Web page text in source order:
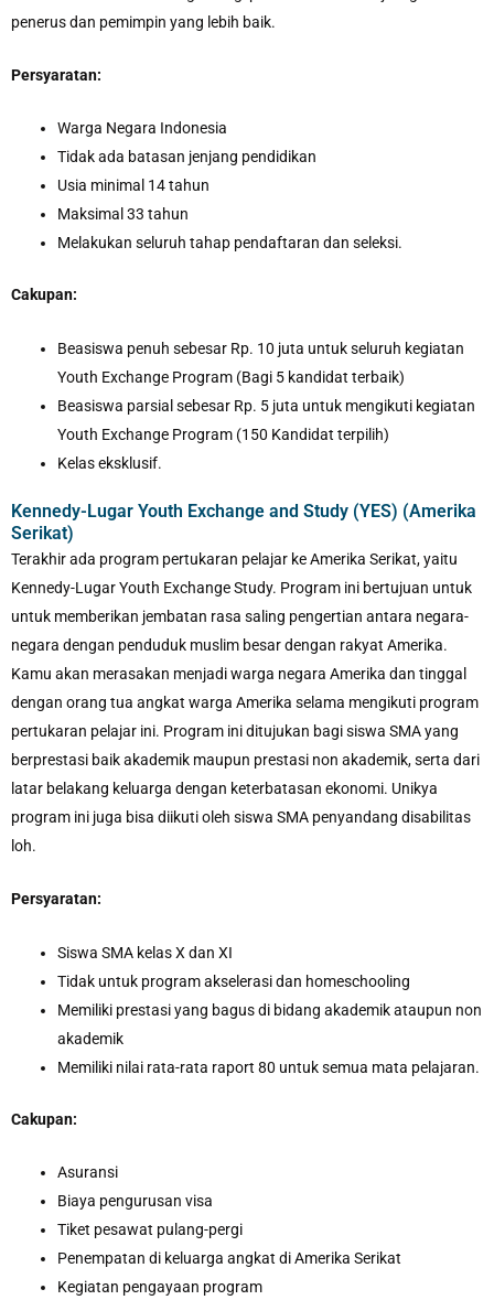
penerus dan pemimpin yang lebih baik.
Persyaratan:
Warga Negara Indonesia
Tidak ada batasan jenjang pendidikan
Usia minimal 14 tahun
Maksimal 33 tahun
Melakukan seluruh tahap pendaftaran dan seleksi.
Cakupan:
Beasiswa penuh sebesar Rp. 10 juta untuk seluruh kegiatan
Youth Exchange Program (Bagi 5 kandidat terbaik)
Beasiswa parsial sebesar Rp. 5 juta untuk mengikuti kegiatan
Youth Exchange Program (150 Kandidat terpilih)
Kelas eksklusif.
Kennedy-Lugar Youth Exchange and Study (YES) (Amerika
Serikat)
Terakhir ada program pertukaran pelajar ke Amerika Serikat, yaitu
Kennedy-Lugar Youth Exchange Study. Program ini bertujuan untuk
untuk memberikan jembatan rasa saling pengertian antara negara-
negara dengan penduduk muslim besar dengan rakyat Amerika.
Kamu akan merasakan menjadi warga negara Amerika dan tinggal
dengan orang tua angkat warga Amerika selama mengikuti program
pertukaran pelajar ini. Program ini ditujukan bagi siswa SMA yang
berprestasi baik akademik maupun prestasi non akademik, serta dari
latar belakang keluarga dengan keterbatasan ekonomi. Unikya
program ini juga bisa diikuti oleh siswa SMA penyandang disabilitas
loh.
Persyaratan:
Siswa SMA kelas X dan XI
Tidak untuk program akselerasi dan homeschooling
Memiliki prestasi yang bagus di bidang akademik ataupun non
akademik
Memiliki nilai rata-rata raport 80 untuk semua mata pelajaran.
Cakupan:
Asuransi
Biaya pengurusan visa
Tiket pesawat pulang-pergi
Penempatan di keluarga angkat di Amerika Serikat
Kegiatan pengayaan program